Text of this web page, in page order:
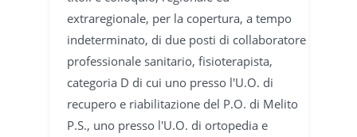
extraregionale, per la copertura, a tempo
indeterminato, di due posti di collaboratore
professionale sanitario, fisioterapista,
categoria D di cui uno presso l'U.O. di
recupero e riabilitazione del P.O. di Melito
P.S., uno presso l'U.O. di ortopedia e